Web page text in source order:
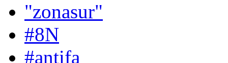
"zonasur"
#8N
#antifa